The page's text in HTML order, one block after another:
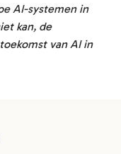
AI-systemen in
kan, de
van AI in